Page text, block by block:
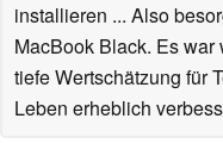
installieren ... Also
MacBook Black. Es
tiefe Wertschätzung für
Leben erheblich